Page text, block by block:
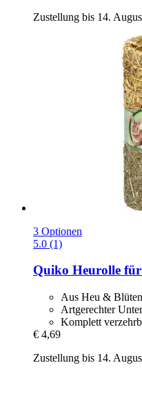
Zustellung bis 14.
3 Optionen
5.0 (1)
Quiko Heurolle
Aus Heu & Blüten
Artgerechter
Komplett
€ 4,69
Zustellung bis 14.